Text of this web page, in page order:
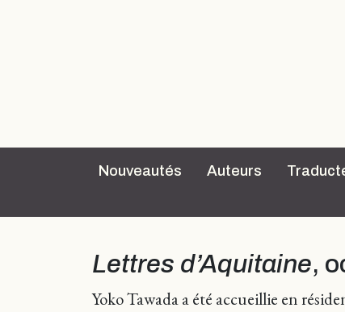
Nouveautés Auteurs
Lettres d’Aquitaine,
Yoko Tawada a été accueillie en